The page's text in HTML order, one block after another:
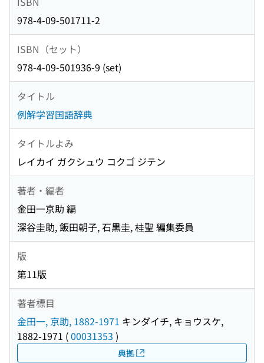
978-4-09-501711-2
ISBN（セット）
978-4-09-501936-9 (set)
タイトル
例解学習国語辞典
タイトルよみ
レイカイ ガクシュウ コクゴ ジテン
著者・編者
金田一京助 編
深谷圭助, 飯田朝子, 石黒圭, 桂聖 編集委員
版
第11版
著者標目
金田一, 京助, 1882-1971 キンダイチ, キョウスケ,
1882-1971 (00031353 )
典拠